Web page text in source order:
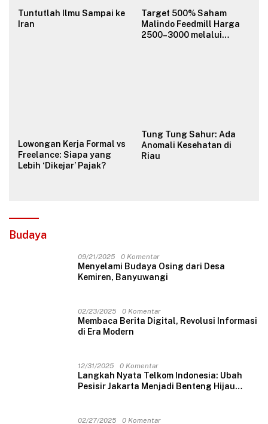
Tuntutlah Ilmu Sampai ke
Iran
Target 500% Saham
Malindo Feedmill Harga
2500–3000 melalui
Lowongan Kerja Formal vs
Freelance: Siapa yang
Lebih ‘Dikejar’ Pajak?
Tung Tung Sahur: Ada
Anomali Kesehatan di
Riau
Budaya
09/21/2025 0 Komentar
Menyelami Budaya Osing dari Desa
Kemiren, Banyuwangi
02/23/2025 0 Komentar
Membaca Berita Digital, Revolusi Informasi
di Era Modern
12/31/2025 0 Komentar
Langkah Nyata Telkom Indonesia: Ubah
Pesisir Jakarta Menjadi Benteng Hijau
02/27/2025 0 Komentar